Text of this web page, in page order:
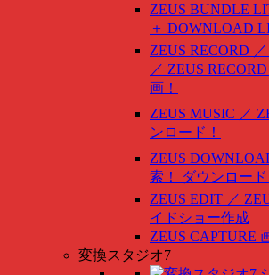
ZEUS BUNDLE
＋ DOWNLOAD
ZEUS RECORD
／ ZEUS
画！
ZEUS MUSIC ／
ンロード！
ZEUS
索！ ダウンロード
ZEUS EDIT ／
イドショー作成
ZEUS CAPTURE
変換スタジオ7